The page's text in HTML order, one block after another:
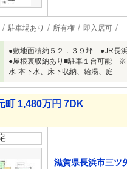
駐車場あり 所有権 即入居可
●敷地面積約５２．３９坪 ●JR長
●屋根裏収納あり■駐車１台可能 ※
水-本下水、床下収納、給湯、庭
町 1,480万円 7DK
滋賀県長浜市三ツ